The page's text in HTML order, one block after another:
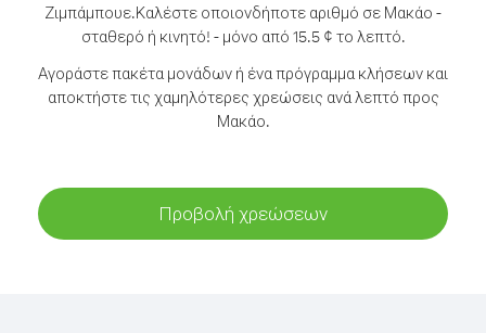
Ζιμπάμπουε.Καλέστε οποιονδήποτε αριθμό σε Μακάο -
σταθερό ή κινητό! - μόνο από 15.5 ¢ το λεπτό.
Αγοράστε πακέτα μονάδων ή ένα πρόγραμμα κλήσεων και
αποκτήστε τις χαμηλότερες χρεώσεις ανά λεπτό προς
Μακάο.
Προβολή χρεώσεων